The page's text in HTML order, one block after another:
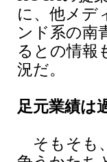
に、他メデ
ンド系の南
るとの情報
況だ。
足元業績は
そもそも